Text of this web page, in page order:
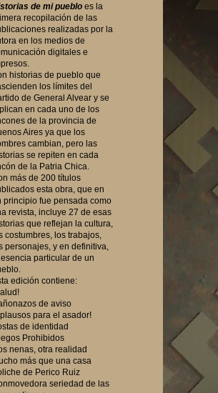
de mi pueblo es la
recopilación de las
realizadas por la
en los medios de
digitales e
historias de pueblo que
los límites del
de General Alvear y se
en cada uno de los
de la provincia de
Aires ya que los
cambian, pero las
se repiten en cada
de la Patria Chica.
más de 200 títulos
esta obra, que en
principio fue pensada como
revista, incluye 27 de esas
que reflejan la cultura,
costumbres, los trabajos,
personajes, y en definitiva,
particular de un
edición contiene:
de aviso
para el asador!
de identidad
Prohibidos
nenas, otra realidad
más que una casa
de Perico Ruiz
seriedad de las